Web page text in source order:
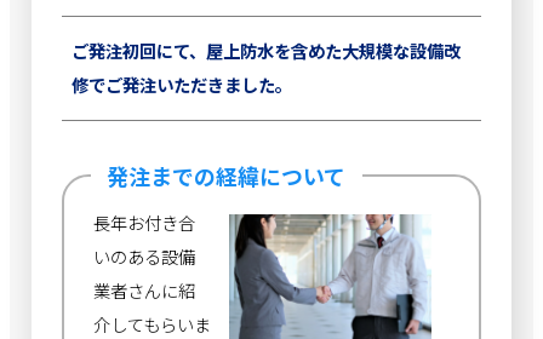
ご発注初回にて、屋上防水を含めた大規模な設備改
修でご発注いただきました。
発注までの経緯について
長年お付き合
いのある設備
業者さんに紹
介してもらいま